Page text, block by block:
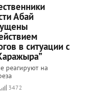
Абай
в ситуации с
реагируют на
3472